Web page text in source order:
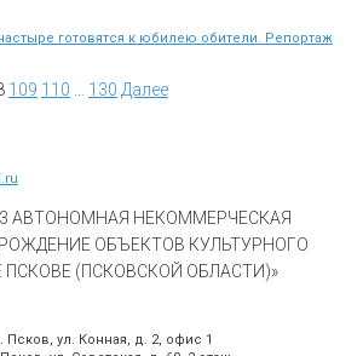
готовятся к юбилею обители. Репортаж
109 110 130 Далее
АВТОНОМНАЯ НЕКОММЕРЧЕСКАЯ
ОБЪЕКТОВ КУЛЬТУРНОГО
ПСКОВЕ (ПСКОВСКОЙ ОБЛАСТИ)»
Псков, ул. Конная, д. 2, офис 1